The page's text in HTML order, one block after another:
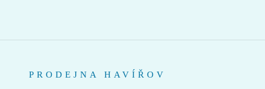
PRODEJNA HAVÍŘOV